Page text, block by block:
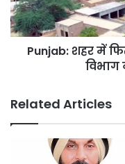
दहशत
में
लोग,
की
चेतावनी।
Punjab: शहर में
विभाग
Related Articles